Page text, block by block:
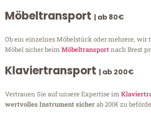
Möbeltransport | ab 80€
Ob ein einzelnes Möbelstück oder mehrere, wir
Möbel sicher beim Möbeltransportnach Brest
Klaviertransport | ab 200€
Vertrauen Sie auf unsere Expertise im
wertvolles Instrument sicherab 200€ zu